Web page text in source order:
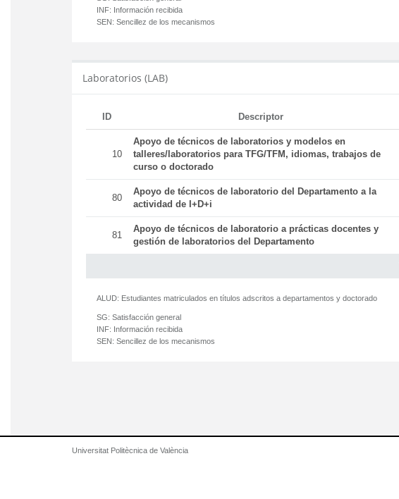
INF: Información recibida
SEN: Sencillez de los mecanismos
Laboratorios (LAB)
ID Descriptor
10
Apoyo de técnicos de laboratorios y modelos en
talleres/laboratorios para TFG/TFM, idiomas, trabajos de
curso o doctorado
80
Apoyo de técnicos de laboratorio del Departamento a la
actividad de I+D+i
81
Apoyo de técnicos de laboratorio a prácticas docentes y
gestión de laboratorios del Departamento
ALUD: Estudiantes matriculados en títulos adscritos a departamentos y doctorado
SG: Satisfacción general
INF: Información recibida
SEN: Sencillez de los mecanismos
Universitat Politècnica de València